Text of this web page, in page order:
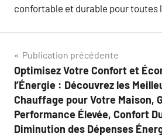
confortable et durable pour toutes
Navigation
de
l’article
Publication précédente
Optimisez Votre Confort et
l’Énergie : Découvrez les
Chauffage pour Votre Maison,
Performance Élevée, Confort
Diminution des Dépenses